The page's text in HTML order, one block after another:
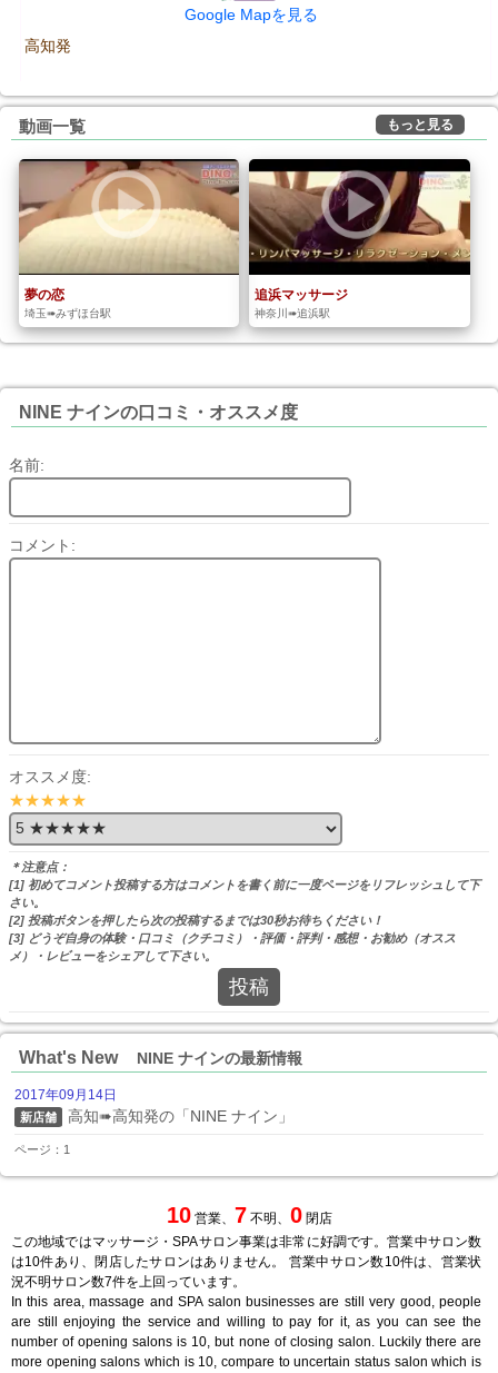
Google Mapを見る
高知発
動画一覧 もっと見る
夢の恋
埼玉➠みずほ台駅
追浜マッサージ
神奈川➠追浜駅
NINE ナインの口コミ・オススメ度
名前:
コメント:
オススメ度:
★★★★★
＊注意点：
[1] 初めてコメント投稿する方はコメントを書く前に一度ページをリフレッシュして下
さい。
[2] 投稿ボタンを押したら次の投稿するまでは30秒お待ちください！
[3] どうぞ自身の体験・口コミ（クチコミ）・評価・評判・感想・お勧め（オスス
メ）・レビューをシェアして下さい。
投稿
What's New NINE ナインの最新情報
2017年09月14日
新店舗 高知➠高知発の「NINE ナイン」
ページ：1
10営業、 7 不明、 0閉店
この地域ではマッサージ・SPAサロン事業は非常に好調です。営業中サロン数
は10件あり、閉店したサロンはありません。 営業中サロン数10件は、営業状
況不明サロン数7件を上回っています。
In this area, massage and SPA salon businesses are still very good, people
are still enjoying the service and willing to pay for it, as you can see the
number of opening salons is 10, but none of closing salon. Luckily there are
more opening salons which is 10, compare to uncertain status salon which is